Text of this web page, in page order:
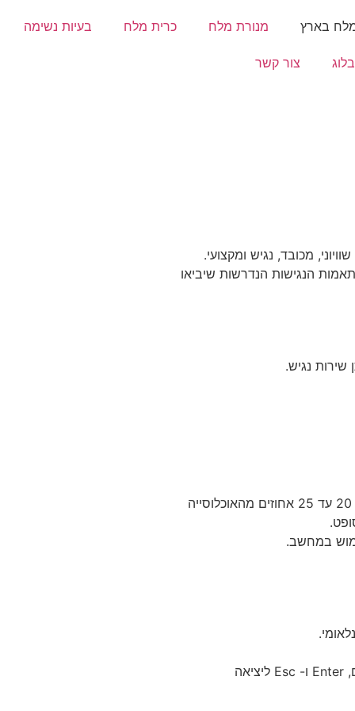
בארץ מנורת מלח כרית מלח בעיות נשימה
בלוג צור קשר
מכובד, נגיש ומקצועי.
רבים בביצוע התאמות הנגישות הנדרשות שיביאו
נגיש.
אתר אינטרנט נגיש הוא אתר המאפשר לאנשים עם מוגבלות ולאנשים מבוגרים לגלוש באותה רמה של יעילות והנאה ככל הגולשים, כ- 20 עד 25 אחוזים מהאוכלוסייה
במחשב.
האתר מספק מבנה סמנטי עבור טכנולוגיות מסייעות ותמיכה בדפוס השימוש המקובל להפעלה עם מקלדת בעזרת מקשי החיצים, Enter ו- Esc ליציאה